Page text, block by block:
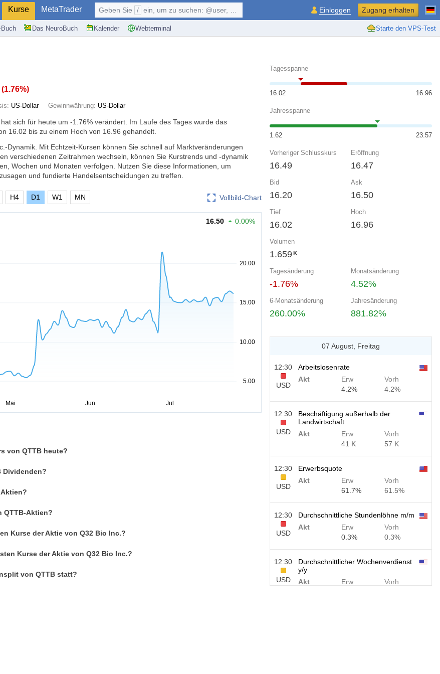
Kurse MetaTrader
Das NeuroBuch Kalender Webterminal Starte den VPS-Test
Geben Sie / ein, um zu suchen: @user, $symbol, ... Einloggen Zugang erhalten
(1.76%)
US-Dollar Gewinnwährung: US-Dollar
sich für heute um -1.76% verändert. Im Laufe des Tages wurde das
16.02 bis zu einem Hoch von 16.96 gehandelt.
Dynamik. Mit Echtzeit-Kursen können Sie schnell auf Marktveränderungen
verschiedenen Zeitrahmen wechseln, können Sie Kurstrends und -dynamik
Wochen und Monaten verfolgen. Nutzen Sie diese Informationen, um
und fundierte Handelsentscheidungen zu treffen.
Vollbild-Chart
H4 D1 W1 MN
16.50 0.00%
von QTTB heute?
Dividenden?
QTTB-Aktien?
Kurse der Aktie von Q32 Bio Inc.?
Kurse der Aktie von Q32 Bio Inc.?
von QTTB statt?
Tagesspanne
16.02 16.96
Jahresspanne
1.62 23.57
Vorheriger Schlusskurs
16.49
Eröffnung
16.47
Bid
16.20
Ask
16.50
Tief
16.02
Hoch
16.96
Volumen
1.659 K
Tagesänderung
-1.76%
Monatsänderung
4.52%
6-Monatsänderung
260.00%
Jahresänderung
881.82%
07 August, Freitag
12:30
USD
Arbeitslosenrate
Akt
Erw
4.2%
Vorh
4.2%
12:30
USD
Beschäftigung außerhalb der
Landwirtschaft
Akt
Erw
41 K
Vorh
57 K
12:30
USD
Erwerbsquote
Akt
Erw
61.7%
Vorh
61.5%
12:30
USD
Durchschnittliche Stundenlöhne m/m
Akt
Erw
0.3%
Vorh
0.3%
12:30
USD
Durchschnittlicher Wochenverdienst
y/y
Akt
Erw
Vorh